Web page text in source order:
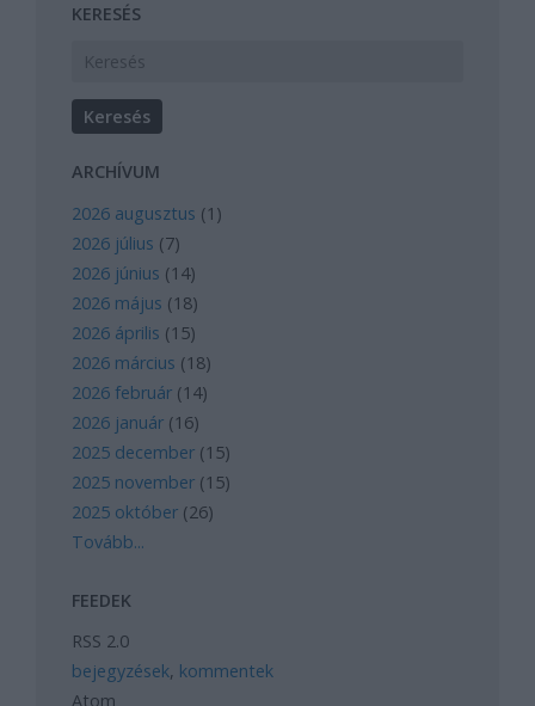
KERESÉS
ARCHÍVUM
2026 augusztus (1 )
2026 július (7)
2026 június (14)
2026 május (18)
2026 április (15)
2026 március (18)
2026 február (14)
2026 január (16)
2025 december (15)
2025 november (15)
2025 október (26)
Tovább...
FEEDEK
RSS 2.0
bejegyzések, kommentek
Atom